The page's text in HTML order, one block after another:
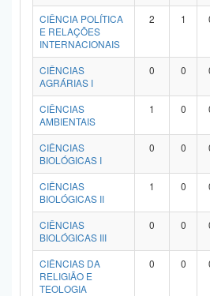
CIÊNCIA POLÍTICA
E RELAÇÕES
INTERNACIONAIS
2 1
CIÊNCIAS
AGRÁRIAS I
0 0
CIÊNCIAS
AMBIENTAIS
1 0
CIÊNCIAS
BIOLÓGICAS I
0 0
CIÊNCIAS
BIOLÓGICAS II
1 0
CIÊNCIAS
BIOLÓGICAS III
0 0
CIÊNCIAS DA
RELIGIÃO E
TEOLOGIA
0 0